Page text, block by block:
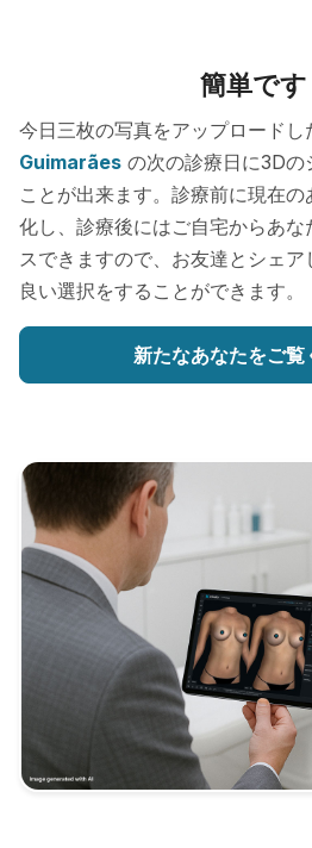
簡単です
今日三枚の写真をアップロードし
Guimarães の次の診療日に3Dの
ことが出来ます。診療前に現在
化し、診療後にはご自宅からあ
スできますので、お友達とシェア
良い選択をすることができます。
新たなあなたをご覧